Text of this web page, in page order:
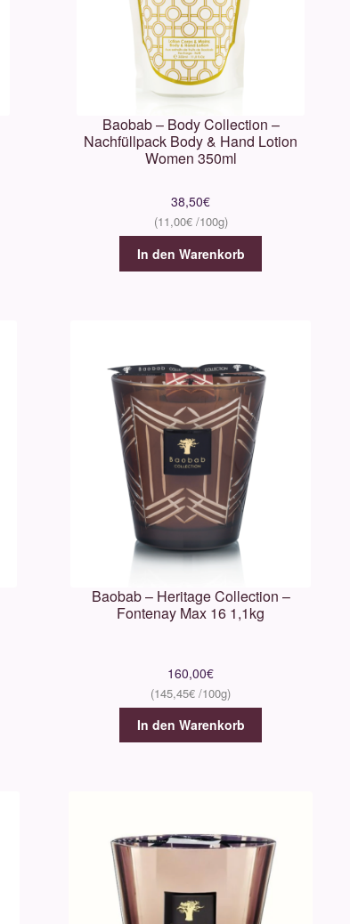
Baobab – Body Collection –
Nachfüllpack Body & Hand Lotion
Women 350ml
38,50€
11,00€
In den Warenkorb
Baobab – Heritage Collection –
Fontenay Max 16 1,1kg
160,00€
145,45€
In den Warenkorb